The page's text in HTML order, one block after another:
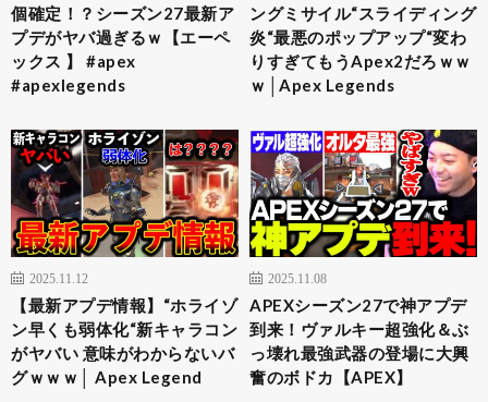
個確定！？シーズン27最新ア
プデがヤバ過ぎるｗ【エーペ
ックス 】 #apex
#apexlegends
ングミサイル“スライディング
炎“最悪のポップアップ“変わ
りすぎてもうApex2だろｗｗ
ｗ│Apex Legends
2025.11.12
【最新アプデ情報】“ホライゾ
ン早くも弱体化“新キャラコン
がヤバい 意味がわからないバ
グｗｗｗ│ Apex Legend
2025.11.08
APEXシーズン27で神アプデ
到来！ヴァルキー超強化＆ぶ
っ壊れ最強武器の登場に大興
奮のボドカ【APEX】